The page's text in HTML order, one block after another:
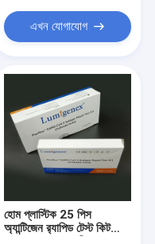
এখন যোগাযোগ
হোম প্লাস্টিক 25 পিস
অ্যান্টিজেন র‌্যাপিড টেস্ট কিট